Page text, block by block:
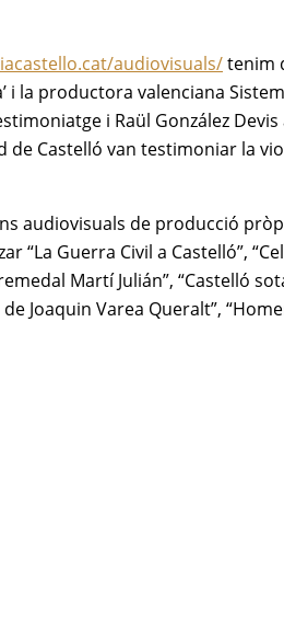
audiovisuals/tenim
i la productora valenciana
i Raül González
Castelló van testimoniar la
audiovisuals de producció
“La Guerra Civil a Castelló”,
Martí Julián”, “Castelló
Joaquin Varea Queralt”,